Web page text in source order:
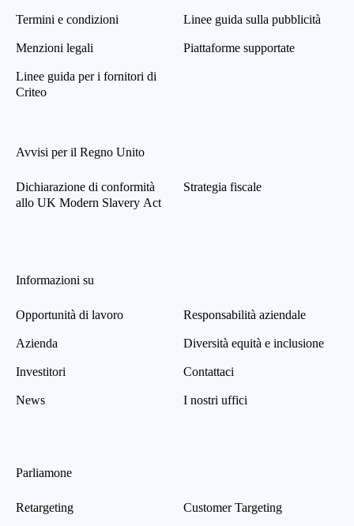
Termini e condizioni
Menzioni legali
Linee guida per i fornitori di
Criteo
Linee guida sulla pubblicità
Piattaforme supportate
Avvisi per il Regno Unito
Dichiarazione di conformità
allo UK Modern Slavery Act
Strategia fiscale
Informazioni su
Opportunità di lavoro
Azienda
Investitori
News
Responsabilità aziendale
Diversità equità e inclusione
Contattaci
I nostri uffici
Parliamone
Retargeting Customer Targeting